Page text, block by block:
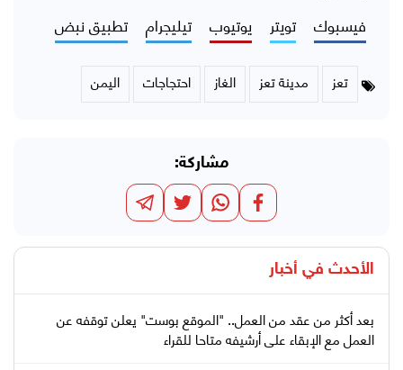
فيسبوك تويتر يوتيوب تيليجرام تطبيق نبض
تعز مدينة تعز الغاز احتجاجات اليمن
مشاركة:
الأحدث في أخبار
بعد أكثر من عقد من العمل.. "الموقع بوست" يعلن توقفه عن
العمل مع الإبقاء على أرشيفه متاحا للقراء